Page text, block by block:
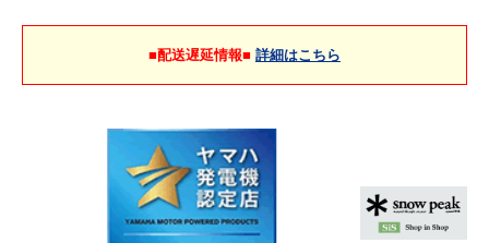
■配送遅延情報■ 詳細はこちら